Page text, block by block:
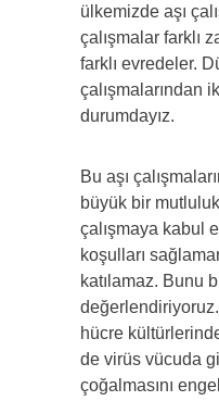
ülkemizde aşı
çalışmalar farklı
farklı evredeler.
çalışmalarından
durumdayız.
Bu aşı
büyük bir
çalışmaya kabul
koşulları
katılamaz. Bunu
değerlendiriyoruz.
hücre
de virüs vücuda
çoğalmasını